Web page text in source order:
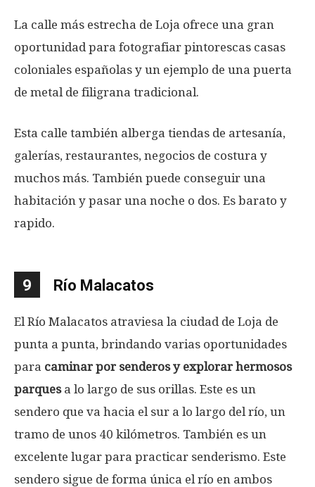
La calle más estrecha de Loja ofrece una gran
oportunidad para fotografiar pintorescas casas
coloniales españolas y un ejemplo de una puerta
de metal de filigrana tradicional.
Esta calle también alberga tiendas de artesanía,
galerías, restaurantes, negocios de costura y
muchos más. También puede conseguir una
habitación y pasar una noche o dos. Es barato y
rapido.
9 Río Malacatos
El Río Malacatos atraviesa la ciudad de Loja de
punta a punta, brindando varias oportunidades
para caminar por senderos y explorar hermosos
parquesa lo largo de sus orillas. Este es un
sendero que va hacia el sur a lo largo del río, un
tramo de unos 40 kilómetros. También es un
excelente lugar para practicar senderismo. Este
sendero sigue de forma única el río en ambos